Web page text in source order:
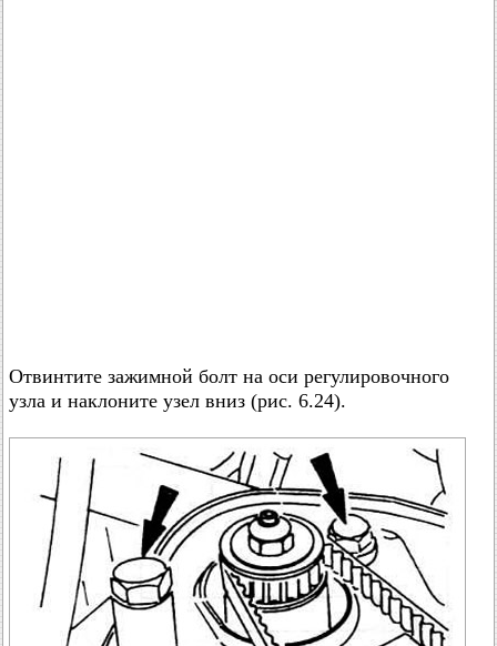
Отвинтите зажимной болт на оси регулировочного
узла и наклоните узел вниз (рис. 6.24).